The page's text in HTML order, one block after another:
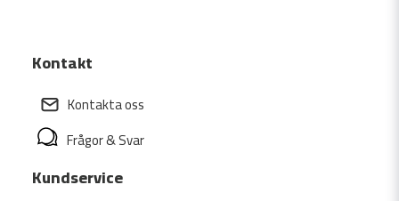
Kontakt
Kontakta oss
Frågor & Svar
Kundservice